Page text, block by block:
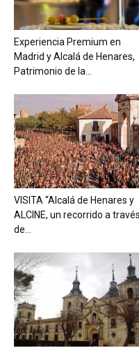
Experiencia Premium en
Madrid y Alcalá de Henares,
Patrimonio de la...
VISITA “Alcalá de Henares y
ALCINE, un recorrido a través
de...